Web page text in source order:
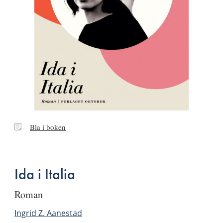
BlaBla i boken
Ida i Italia
roman
Ingrid Z. Aanestad